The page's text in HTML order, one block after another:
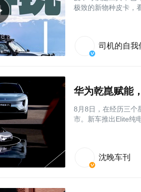
极致的新物种皮卡，
司机的自我
华为乾崑赋能
8月8日，在经历三个
市。新车推出Elite纯
沈晚车刊